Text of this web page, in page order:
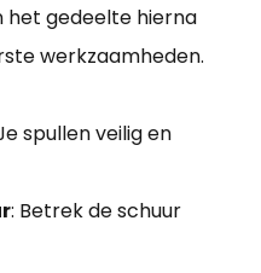
het gedeelte hierna
werkzaamheden.
spullen veilig en
: Betrek de schuur